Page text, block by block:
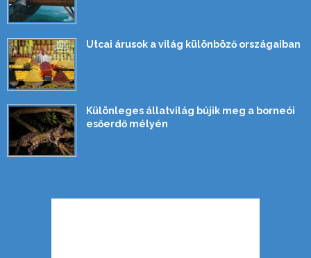
Utcai árusok a világ különböző országaiban
Különleges állatvilág bújik meg a borneói
esőerdő mélyén